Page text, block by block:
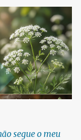
segue o meu